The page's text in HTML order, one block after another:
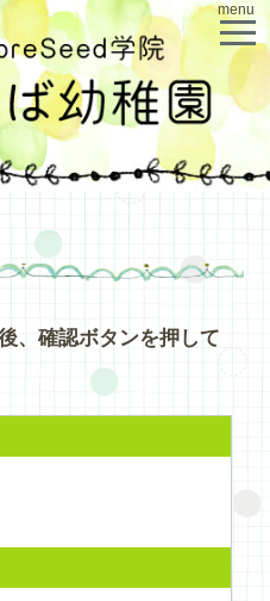
menu
、確認ボタンを押して